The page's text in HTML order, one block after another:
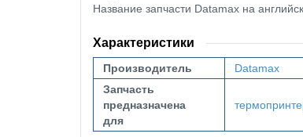
Название запчасти Datamax на
Характеристики
Производитель
Datamax
Запчасть
предназначена
для